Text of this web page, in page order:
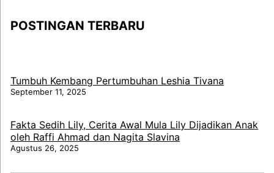
POSTINGAN TERBARU
Tumbuh Kembang Pertumbuhan Leshia Tivana
September 11, 2025
Fakta Sedih Lily, Cerita Awal Mula Lily Dijadikan Anak
oleh Raffi Ahmad dan Nagita Slavina
Agustus 26, 2025